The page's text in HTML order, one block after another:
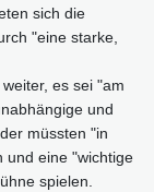
sich die
"eine starke,
es sei "am
und
müssten "in
und eine "wichtige
spielen.